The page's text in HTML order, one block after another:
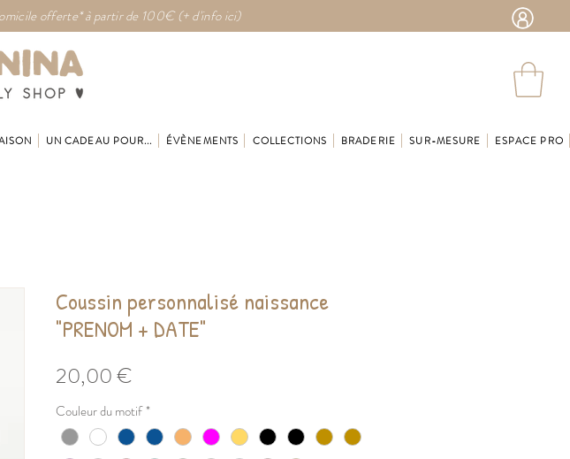
offerte* à partir de 100€ (+ d'info ici)
UN CADEAU POUR... ÉVÈNEMENTS COLLECTIONS BRADERIE SUR-MESURE ESPACE PRO
Coussin personnalisé naissance
"PRENOM + DATE"
20,00 €
Couleur du motif*